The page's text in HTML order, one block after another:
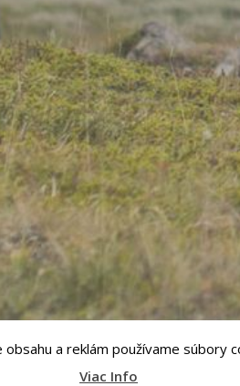
a reklám používame súbory
Viac Info